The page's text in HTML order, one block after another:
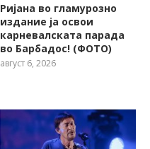
Ријана во гламурозно
издание ја освои
карневалската парада
во Барбадос! (ФОТО)
август 6, 2026